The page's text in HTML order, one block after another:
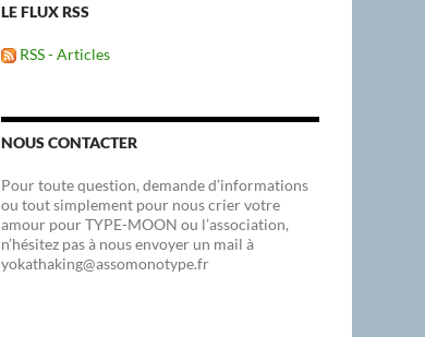
LE FLUX RSS
RSS - Articles
NOUS CONTACTER
Pour toute question, demande d’informations
ou tout simplement pour nous crier votre
amour pour TYPE-MOON ou l’association,
n’hésitez pas à nous envoyer un mail à
yokathaking@assomonotype.fr